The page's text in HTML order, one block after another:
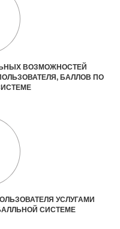
ВОЗМОЖНОСТЕЙ
БАЛЛОВ ПО
УСЛУГАМИ
СИСТЕМЕ